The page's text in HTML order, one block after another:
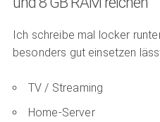
Ich schreibe mal locker
besonders gut einsetzen
TV / Streaming
Home-Server